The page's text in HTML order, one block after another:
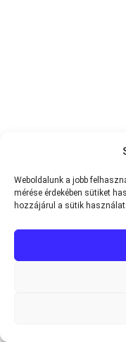
Weboldalunk a jobb
mérése érdekében sütiket
hozzájárul a sütik